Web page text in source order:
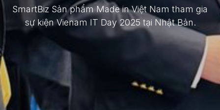
SmartBiz Sản phẩm Made in Việt Nam tham gia
sự kiện Vienam IT Day 2025 tại Nhật Bản.